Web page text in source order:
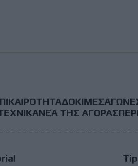
ΔΟΚΙΜΕΣ
ΝΕΑ ΤΗΣ ΑΓΟΡΑΣ